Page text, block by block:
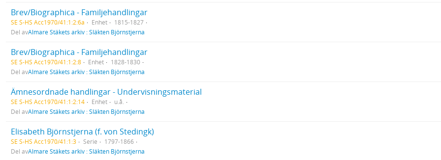
Brev/Biographica - Familjehandlingar
SE S-HS Acc1970/41:1:2:6a Enhet
1815-1827
Del avAlmare Stäkets arkiv : Släkten Björnstjerna
Brev/Biographica - Familjehandlingar
SE S-HS Acc1970/41:1:2:8 Enhet
1828-1830
Del avAlmare Stäkets arkiv : Släkten Björnstjerna
Ämnesordnade handlingar - Undervisningsmaterial
SE S-HS Acc1970/41:1:2:14 Enhet
u.å.
Del avAlmare Stäkets arkiv : Släkten Björnstjerna
Elisabeth Björnstjerna (f. von Stedingk)
SE S-HS Acc1970/41:1:3 Serie
1797-1866
Del avAlmare Stäkets arkiv : Släkten Björnstjerna